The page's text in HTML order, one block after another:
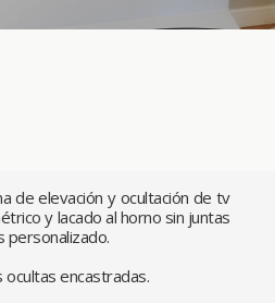
de elevación y ocultación de tv
y lacado al horno sin juntas
personalizado.
encastradas.